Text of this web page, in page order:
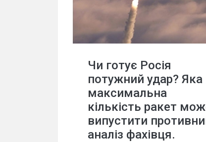
Чи готує Росія
потужний удар? Яка
максимальна
кількість ракет
випустити
аналіз фахівця.